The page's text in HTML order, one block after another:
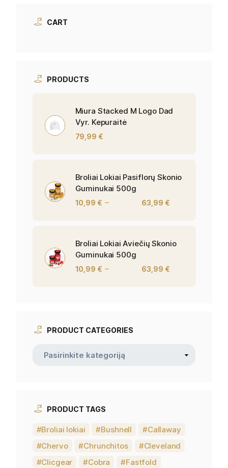
CART
PRODUCTS
Miura Stacked M Logo Dad
Vyr. Kepuraitė
79,99 €
Broliai Lokiai Pasiflorų Skonio
Guminukai 500g
10,99 € – 63,99 €
Broliai Lokiai Aviečių Skonio
Guminukai 500g
10,99 € – 63,99 €
PRODUCT CATEGORIES
PRODUCT TAGS
Broliai lokiai Bushnell
Callaway
Chervo
Chrunchitos
Cleveland
Clicgear
Cobra
Fastfold